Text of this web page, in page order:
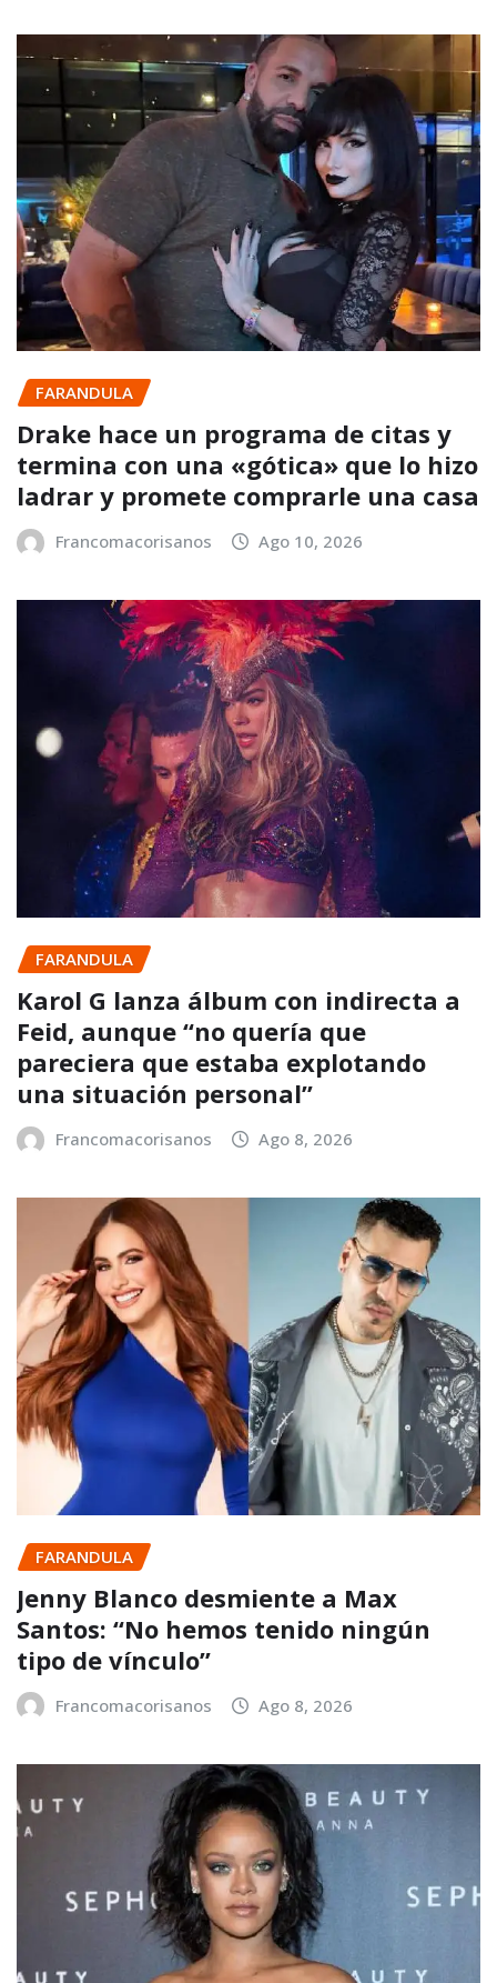
FARANDULA
Drake hace un programa de citas y
termina con una «gótica» que lo hizo
ladrar y promete comprarle una casa
Francomacorisanos Ago 10, 2026
FARANDULA
Karol G lanza álbum con indirecta a
Feid, aunque “no quería que
pareciera que estaba explotando
una situación personal”
Francomacorisanos Ago 8, 2026
FARANDULA
Jenny Blanco desmiente a Max
Santos: “No hemos tenido ningún
tipo de vínculo”
Francomacorisanos Ago 8, 2026